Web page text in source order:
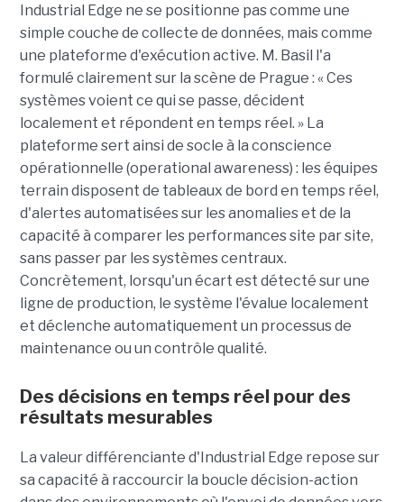
Industrial Edge ne se positionne pas comme une
simple couche de collecte de données, mais comme
une plateforme d'exécution active. M. Basil l'a
formulé clairement sur la scène de Prague : « Ces
systèmes voient ce qui se passe, décident
localement et répondent en temps réel. » La
plateforme sert ainsi de socle à la conscience
opérationnelle (operational awareness) : les équipes
terrain disposent de tableaux de bord en temps réel,
d'alertes automatisées sur les anomalies et de la
capacité à comparer les performances site par site,
sans passer par les systèmes centraux.
Concrètement, lorsqu'un écart est détecté sur une
ligne de production, le système l'évalue localement
et déclenche automatiquement un processus de
maintenance ou un contrôle qualité.
Des décisions en temps réel pour des
résultats mesurables
La valeur différenciante d'Industrial Edge repose sur
sa capacité à raccourcir la boucle décision-action